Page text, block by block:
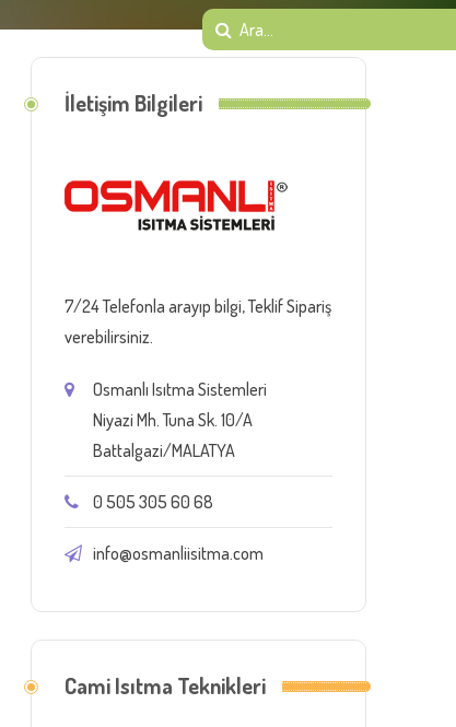
İletişim Bilgileri
7/24 Telefonla arayıp bilgi, Teklif Sipariş
verebilirsiniz.
Osmanlı Isıtma Sistemleri
Niyazi Mh. Tuna Sk. 10/A
Battalgazi/MALATYA
0 505 305 60 68
info@osmanliisitma.com
Cami Isıtma Teknikleri